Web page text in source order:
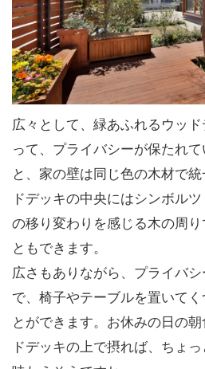
広々として、緑あふれるウッ
って、プライバシーが保たれ
と、家の壁は同じ色の木材で
ドデッキの中央にはシンボル
の移り変わりを感じる木の周
ともできます。
広さもありながら、プライバ
で、椅子やテーブルを置いて
とができます。お休みの日の
ドデッキの上で摂れば、ちょ